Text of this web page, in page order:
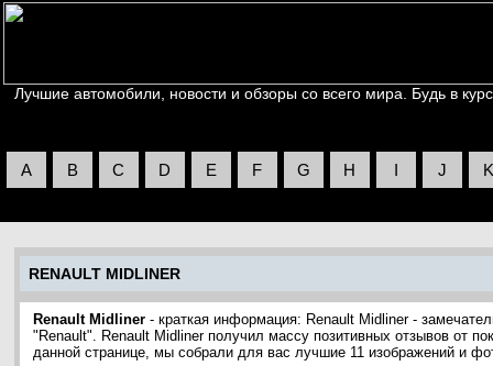
Лучшие автомобили, новости и обзоры со всего мира. Будь в
A B C D E F G H I J K
RENAULT MIDLINER
Renault Midliner - краткая информация: Renault Midliner -
"Renault". Renault Midliner получил массу позитивных отзывов от
данной странице, мы собрали для вас лучшие 11 изображений и